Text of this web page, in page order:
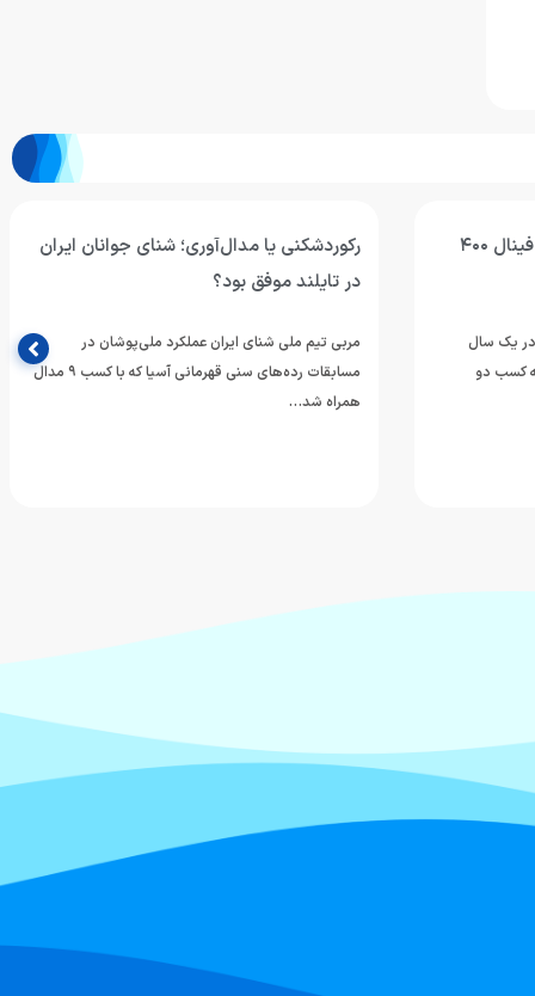
ایران
در
اربعین؛ تجلی ماندگاری راه حق و آزادگی
الحسین(ع) و یاران وفادارش در مسیر دفاع از حقیقت،
عزت و ارزش‌های انسانی…